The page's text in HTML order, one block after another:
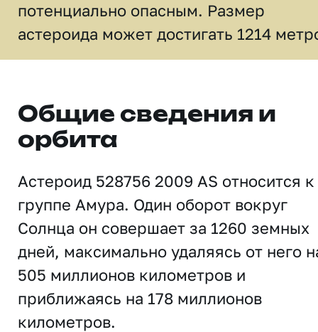
потенциально опасным. Размер
астероида может достигать 1214
Общие сведения и
орбита
Астероид 528756 2009 AS относится к
группе Амура. Один оборот вокруг
Солнца он совершает за 1260 земных
дней, максимально удаляясь от него
505 миллионов километров и
приближаясь на 178 миллионов
километров.